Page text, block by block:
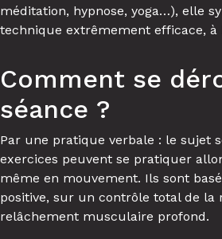
méditation, hypnose, yoga…), elle
technique extrêmement efficace, à
Comment se
séance ?
Par une pratique verbale : le sujet
exercices peuvent se pratiquer
même en mouvement. Ils sont
positive, sur un contrôle total de la
relâchement musculaire profond.